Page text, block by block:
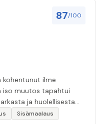
87/100
kohentunut ilme
iso muutos tapahtui
ja huolellisesta
Sisämaalaus